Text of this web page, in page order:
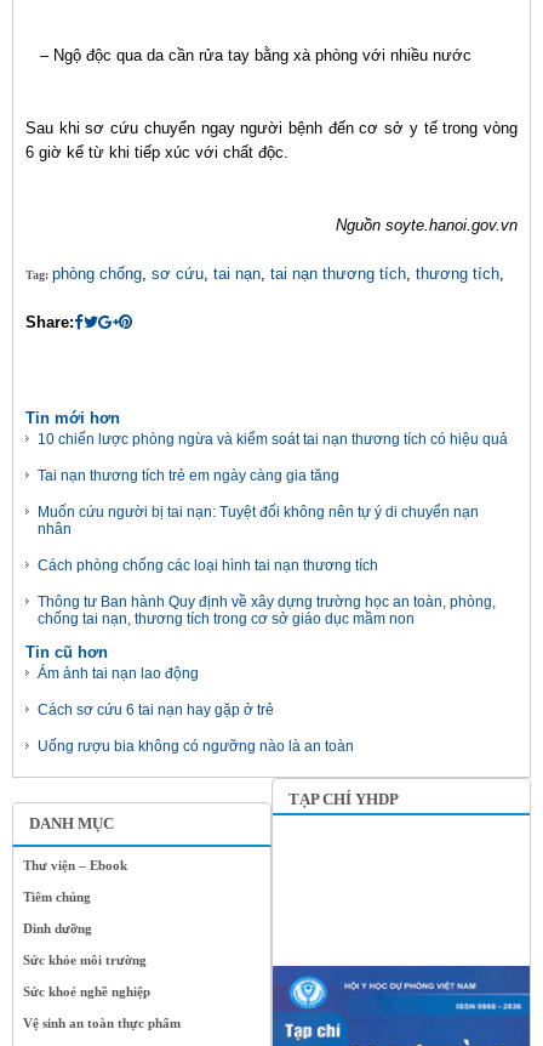
DANH MỤC
Thư viện – Ebook
Tiêm chủng
Dinh dưỡng
Sức khỏe môi trường
Sức khoẻ nghề nghiệp
Vệ sinh an toàn thực phẩm
– Ngộ độc qua da cần rửa tay bằng xà phòng với nhiều nước
Sau khi sơ cứu chuyển ngay người bệnh đến cơ sở y tế trong vòng
6 giờ kể từ khi tiếp xúc với chất độc.
Nguồn soyte.hanoi.gov.vn
Tag: phòng chống, sơ cứu, tai nạn, tai nạn thương tích, thương tích,
Share:
Tin mới hơn
10 chiến lược phòng ngừa và kiểm soát tai nạn thương tích có hiệu quả
Tai nạn thương tích trẻ em ngày càng gia tăng
Muốn cứu người bị tai nạn: Tuyệt đối không nên tự ý di chuyển nạn
nhân
Cách phòng chống các loại hình tai nạn thương tích
Thông tư Ban hành Quy định về xây dựng trường học an toàn, phòng,
chống tai nạn, thương tích trong cơ sở giáo dục mầm non
Tin cũ hơn
Ám ảnh tai nạn lao động
Cách sơ cứu 6 tai nạn hay gặp ở trẻ
Uống rượu bia không có ngưỡng nào là an toàn
TẠP CHÍ YHDP